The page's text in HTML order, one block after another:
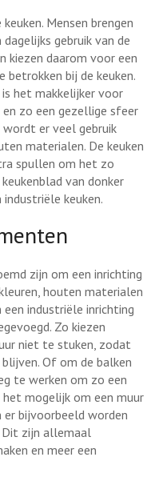
Mensen brengen
gebruik van de
kiezen daarom voor een
bij de keuken.
het makkelijker voor
zo een gezellige sfeer
er veel gebruik
materialen. De keuken
spullen om het zo
van donker
keuken.
zijn om een inrichting
houten materialen
industriële inrichting
Zo kiezen
niet te stuken, zodat
Of om de balken
te werken om zo een
mogelijk om een muur
er bijvoorbeeld worden
Dit zijn allemaal
en meer een